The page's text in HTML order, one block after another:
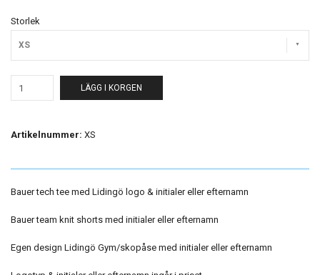
Storlek
XS
LÄGG I KORGEN
Artikelnummer: XS
Bauer tech tee med Lidingö logo & initialer eller efternamn
Bauer team knit shorts med initialer eller efternamn
Egen design Lidingö Gym/skopåse med initialer eller efternamn